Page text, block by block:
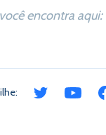
encontra aqui: